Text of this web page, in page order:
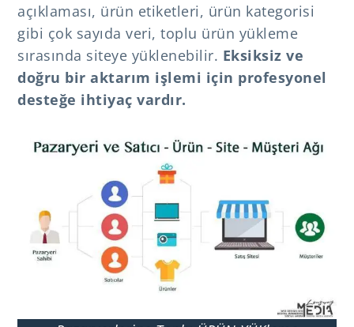
açıklaması, ürün etiketleri, ürün kategorisi
gibi çok sayıda veri, toplu ürün yükleme
sırasında siteye yüklenebilir. Eksiksiz ve
doğru bir aktarım işlemi için profesyonel
desteğe ihtiyaç vardır.